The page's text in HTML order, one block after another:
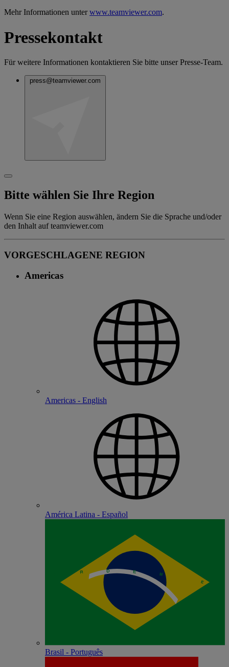
Mehr Informationen unterwww.teamviewer.com.
Pressekontakt
Für weitere Informationen kontaktieren Sie bitte unser Presse-Team.
press@teamviewer.com
Bitte wählen Sie Ihre Region
Wenn Sie eine Region auswählen, ändern Sie die Sprache und/oder
den Inhalt auf teamviewer.com
VORGESCHLAGENE REGION
Americas
Americas - English
América Latina - Español
Brasil - Português